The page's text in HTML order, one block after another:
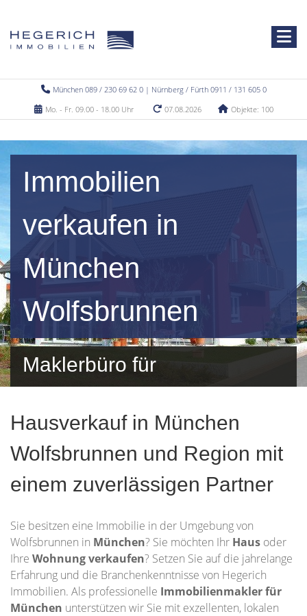
München 089 / 230 69 62 0 | Nürnberg / Fürth 0911 / 131 605 0
Mo. - Fr. 09.00 - 18.00 Uhr
07.08.2026 Objekte: 100
Immobilien
verkaufen in
München
Wolfsbrunnen
Maklerbüro für
Umgebung
Hausverkauf in München
Wolfsbrunnen und Region mit
einem zuverlässigen Partner
Sie besitzen eine Immobilie in der Umgebung von
Wolfsbrunnen in München? Sie möchten Ihr Haus oder
Ihre Wohnungverkaufen? Setzen Sie auf die jahrelange
Erfahrung und die Branchenkenntnisse von Hegerich
Immobilien. Als professionelle Immobilienmakler für
München unterstützen wir Sie mit exzellenten, lokalen